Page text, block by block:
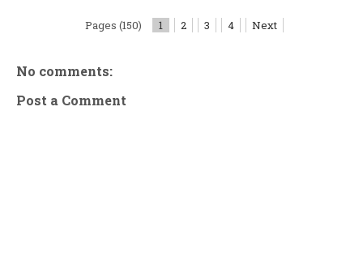
Pages (150) 1 2 3 4 Next
No comments:
Post a Comment